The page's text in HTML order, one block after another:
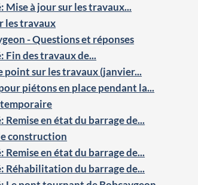
à jour sur les travaux...
les travaux
- Questions et réponses
des travaux de...
point sur les travaux (janvier...
piétons en place pendant la...
en état du barrage de...
construction
en état du barrage de...
du barrage de...